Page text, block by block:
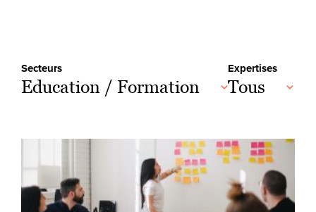
Secteurs
Education / Formation
Expertises
Tous